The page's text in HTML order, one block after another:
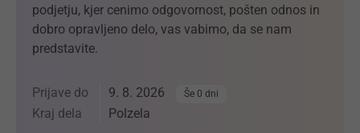
podjetju, kjer cenimo odgovornost, pošten odnos in
dobro opravljeno delo, vas vabimo, da se nam
predstavite.
Prijave do 9. 8. 2026 Še 0 dni
Kraj dela Polzela